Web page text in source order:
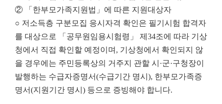
② 「한부모가족지원법」에 따른 지원대상자
○ 저소득층 구분모집 응시자격 확인은 필기시험 합격자
를 대상으로 「공무원임용시험령」 제34조에 따라 기상
청에서 직접 확인할 예정이며, 기상청에서 확인되지 않
을 경우에는 주민등록상의 거주지 관할 시·군·구청장이
발행하는 수급자증명서(수급기간 명시), 한부모가족증
명서(지원기간 명시) 등으로 증빙해야 합니다.